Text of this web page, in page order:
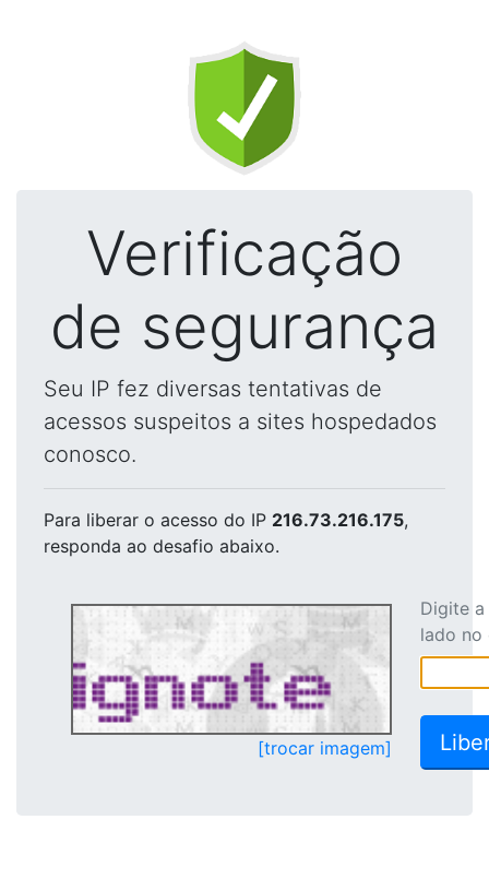
Verificação
de segurança
Seu IP fez diversas tentativas de
acessos suspeitos a sites hospedados
conosco.
Para liberar o acesso do IP 216.73.216.175,
responda ao desafio abaixo.
[trocar imagem]
Digite
lado no